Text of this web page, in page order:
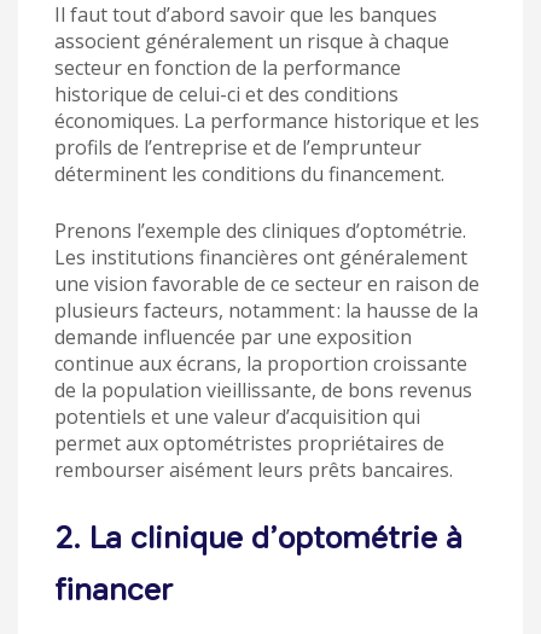
Il faut tout d’abord savoir que les banques
associent généralement un risque à chaque
secteur en fonction de la performance
historique de celui-ci et des conditions
économiques. La performance historique et les
profils de l’entreprise et de l’emprunteur
déterminent les conditions du financement.
Prenons l’exemple des cliniques d’optométrie.
Les institutions financières ont généralement
une vision favorable de ce secteur en raison de
plusieurs facteurs, notamment : la hausse de la
demande influencée par une exposition
continue aux écrans, la proportion croissante
de la population vieillissante, de bons revenus
potentiels et une valeur d’acquisition qui
permet aux optométristes propriétaires de
rembourser aisément leurs prêts bancaires.
2. La clinique d’optométrie à
financer